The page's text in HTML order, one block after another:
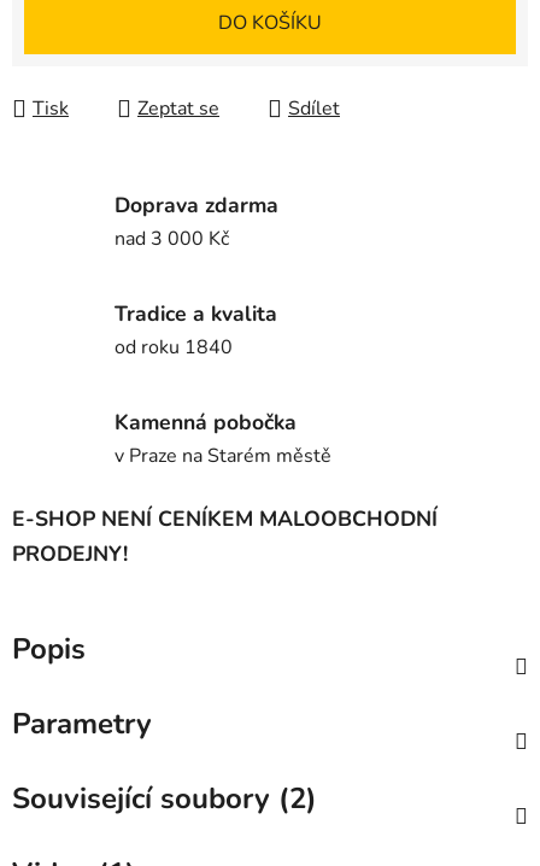
DO KOŠÍKU
Tisk Zeptat se Sdílet
Doprava zdarma
nad 3 000 Kč
Tradice a kvalita
od roku 1840
Kamenná pobočka
v Praze na Starém městě
E-SHOP NENÍ CENÍKEM MALOOBCHODNÍ
PRODEJNY!
Popis
Parametry
Související soubory (2)